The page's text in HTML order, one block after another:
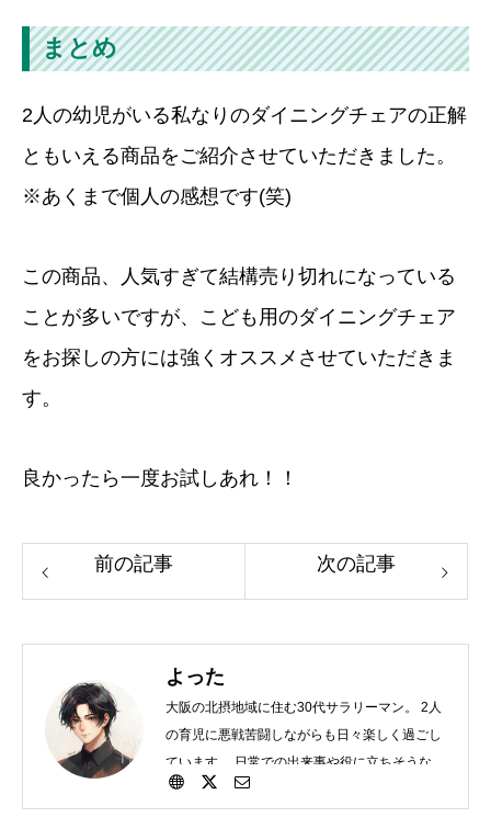
まとめ
2人の幼児がいる私なりのダイニングチェアの正解
ともいえる商品をご紹介させていただきました。
※あくまで個人の感想です(笑)
この商品、人気すぎて結構売り切れになっている
ことが多いですが、こども用のダイニングチェア
をお探しの方には強くオススメさせていただきま
す。
良かったら一度お試しあれ！！
前の記事 次の記事
よった
大阪の北摂地域に住む30代サラリーマン。 2人
の育児に悪戦苦闘しながらも日々楽しく過ごし
ています。 日常での出来事や役に立ちそうなこ
とを細々投稿していきます。